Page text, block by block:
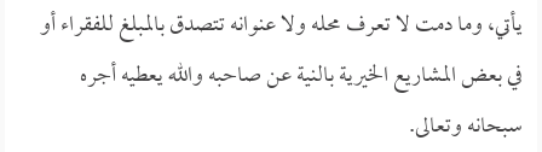
يأتي، وما دمت لا تعرف محله ولا عنوانه تتصدق بالمبلغ للفقراء أو
في بعض المشاريع الخيرية بالنية عن صاحبه والله يعطيه أجره
سبحانه وتعالى.